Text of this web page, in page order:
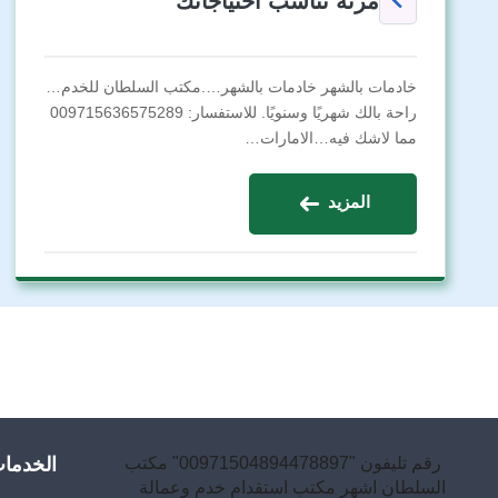
خادمات بالشهر خادمات بالشهر….مكتب السلطان للخدم…
راحة بالك شهريًا وسنويًا. للاستفسار: 009715636575289
مما لاشك فيه…الامارات…
المزيد
رقم تليفون "00971504894478897" مكتب
السلطان اشهر مكتب استقدام خدم وعمالة